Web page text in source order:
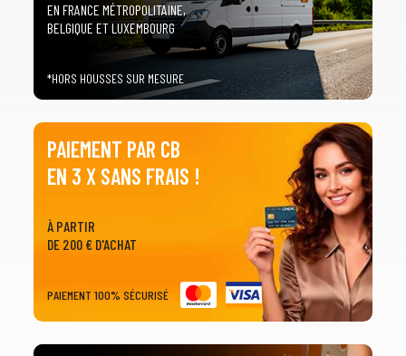
EN FRANCE MÉTROPOLITAINE,
BELGIQUE ET LUXEMBOURG
*HORS HOUSSES SUR MESURE
PAIEMENT PAR CB
EN 3 X SANS FRAIS !
À PARTIR
DE 200 € D'ACHAT
PAIEMENT 100% SÉCURISÉ